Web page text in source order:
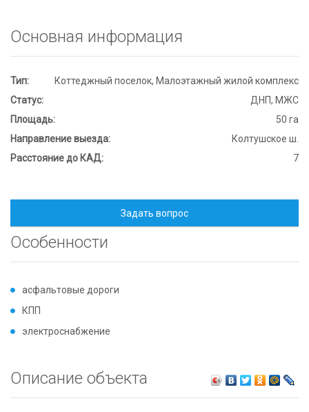
Основная информация
Тип:
Коттеджный поселок, Малоэтажный жилой комплекс
Статус:
ДНП, МЖС
Площадь:
50 га
Направление выезда:
Колтушское ш.
Расстояние до КАД:
7
Задать вопрос
Особенности
асфальтовые дороги
КПП
электроснабжение
Описание объекта